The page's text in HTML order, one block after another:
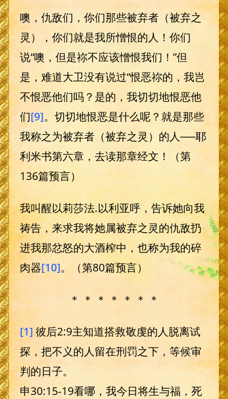
噢，仇敌们，你们那些被弃者（被弃之
灵），你们就是我所憎恨的人！你们
说“噢，但是祢不应该憎恨我们！”但
是，难道大卫没有说过“恨恶祢的，我岂
不恨恶他们吗？是的，我切切地恨恶他
们[9]。切切地恨恶是什么呢？就是那些
我称之为被弃者（被弃之灵）的人──耶
利米书第六章，去读那章经文！（第
136篇预言）
我叫醒以莉莎法.以利亚呼，告诉她向我
祷告，来求我将她属被弃之灵的仇敌扔
进我那忿怒的大酒榨中，也称为我的碎
肉器[10]。（第80篇预言）
＊ ＊ ＊ ＊ ＊ ＊ ＊
[1] 彼后2:9主知道搭救敬虔的人脱离试
探，把不义的人留在刑罚之下，等候审
判的日子。
申30:15-19看哪，我今日将生与福，死